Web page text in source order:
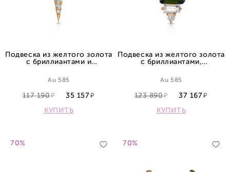
Подвеска из желтого золота
с бриллиантами и
Au 585
117 190
35 157
КУПИТЬ
Подвеска из желтого золота
с бриллиантами,
Au 585
123 890
37 167
КУПИТЬ
70% 70%